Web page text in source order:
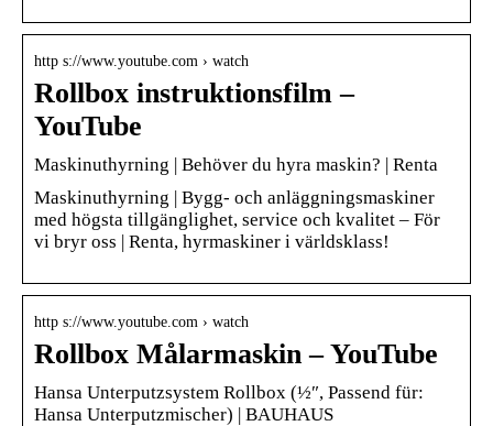
http s://www.youtube.com › watch
Rollbox instruktionsfilm –
YouTube
Maskinuthyrning | Behöver du hyra maskin? | Renta
Maskinuthyrning | Bygg- och anläggningsmaskiner
med högsta tillgänglighet, service och kvalitet – För
vi bryr oss | Renta, hyrmaskiner i världsklass!
http s://www.youtube.com › watch
Rollbox Målarmaskin – YouTube
Hansa Unterputzsystem Rollbox (½″, Passend für:
Hansa Unterputzmischer) | BAUHAUS